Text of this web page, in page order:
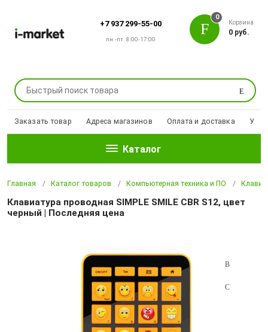
+7 937 299-55-00
пн.-пт. 8:00-17:00
Поиск
0
Корзина
0 руб.
Заказать товар Адреса магазинов Оплата и доставка
Каталог
Главная Каталог товаров Компьютерная техника и ПО
Клавиатура проводная SIMPLE SMILE CBR S12, цвет
черный | Последняя цена